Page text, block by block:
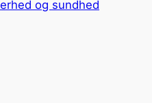
og sundhed